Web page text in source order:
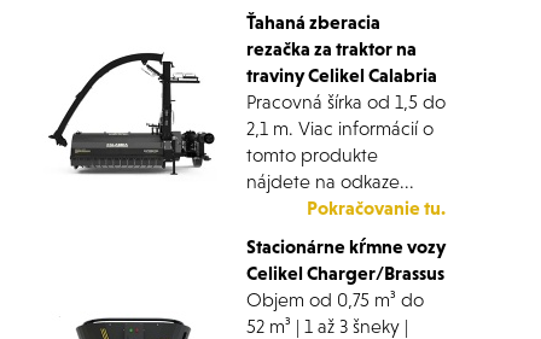
Ťahaná zberacia
rezačka za traktor na
traviny Celikel Calabria
Pracovná šírka od 1,5 do
2,1 m. Viac informácií o
tomto produkte
nájdete na odkaze...
Pokračovanie tu.
Stacionárne kŕmne vozy
Celikel Charger/Brassus
Objem od 0,75 m³ do
52 m³ | 1 až 3 šneky |